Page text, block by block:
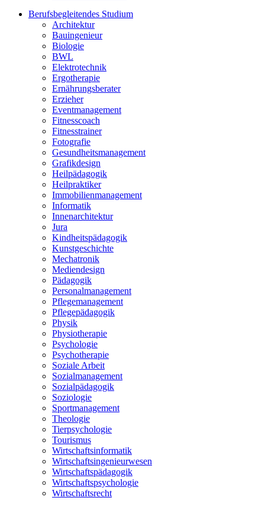
Berufsbegleitendes Studium
Architektur
Bauingenieur
Biologie
BWL
Elektrotechnik
Ergotherapie
Ernährungsberater
Erzieher
Eventmanagement
Fitnesscoach
Fitnesstrainer
Fotografie
Gesundheitsmanagement
Grafikdesign
Heilpädagogik
Heilpraktiker
Immobilienmanagement
Informatik
Innenarchitektur
Jura
Kindheitspädagogik
Kunstgeschichte
Mechatronik
Mediendesign
Pädagogik
Personalmanagement
Pflegemanagement
Pflegepädagogik
Physik
Physiotherapie
Psychologie
Psychotherapie
Soziale Arbeit
Sozialmanagement
Sozialpädagogik
Soziologie
Sportmanagement
Theologie
Tierpsychologie
Tourismus
Wirtschaftsinformatik
Wirtschaftsingenieurwesen
Wirtschaftspädagogik
Wirtschaftspsychologie
Wirtschaftsrecht